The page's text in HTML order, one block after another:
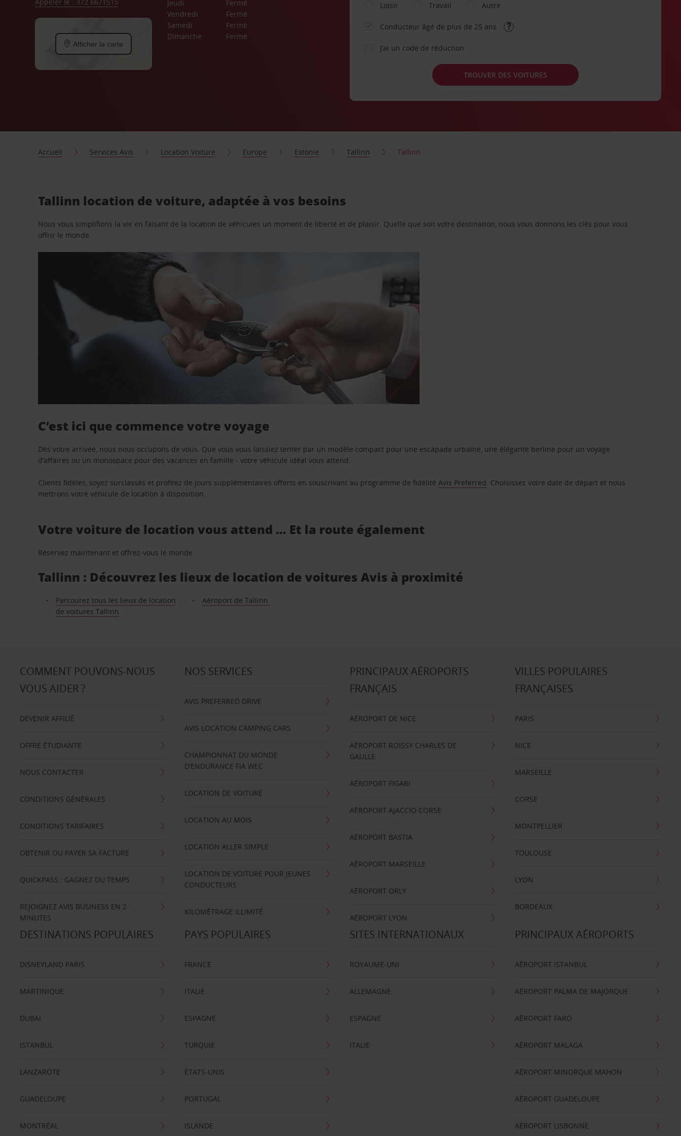
Afficher la carte
Jeudi
Fermé
Vendredi
Fermé
Samedi
Fermé
Dimanche
Fermé
Loisir
Travail Autre
Conducteur âgé de plus de 25 ans
J’ai un code de réduction
TROUVER DES VOITURES
Accueil Services Avis Location Voiture Europe Estonie Tallinn Tallinn
Tallinn location de voiture, adaptée à vos besoins
Nous vous simplifions la vie en faisant de la location de véhicules un moment de liberté et de plaisir. Quelle que soit votre destination, nous vous donnons les clés pour vous
offrir le monde.
C’est ici que commence votre voyage
Dès votre arrivée, nous nous occupons de vous. Que vous vous laissiez tenter par un modèle compact pour une escapade urbaine, une élégante berline pour un voyage
d’affaires ou un monospace pour des vacances en famille - votre véhicule idéal vous attend.
Clients fidèles, soyez surclassés et profitez de jours supplémentaires offerts en souscrivant au programme de fidélitéAvis Preferred. Choisissez votre date de départ et nous
mettrons votre véhicule de location à disposition.
Votre voiture de location vous attend … Et la route également
Réservez maintenant et offrez-vous le monde.
Tallinn : Découvrez les lieux de location de voitures Avis à proximité
Parcourez tous les lieux de location
de voitures Tallinn
Aéroport de Tallinn
COMMENT POUVONS-NOUS
VOUS AIDER ?
DEVENIR AFFILIÉ
OFFRE ÉTUDIANTE
NOUS CONTACTER
CONDITIONS GÉNÉRALES
CONDITIONS TARIFAIRES
OBTENIR OU PAYER SA FACTURE
QUICKPASS : GAGNEZ DU TEMPS
REJOIGNEZ AVIS BUSINESS EN 2
MINUTES
NOS SERVICES
AVIS PREFERRED DRIVE
AVIS LOCATION CAMPING CARS
CHAMPIONNAT DU MONDE
D’ENDURANCE FIA WEC
LOCATION DE VOITURE
LOCATION AU MOIS
LOCATION ALLER SIMPLE
LOCATION DE VOITURE POUR JEUNES
CONDUCTEURS
KILOMÉTRAGE ILLIMITÉ
PRINCIPAUX AÉROPORTS
FRANÇAIS
AÉROPORT DE NICE
AÉROPORT ROISSY CHARLES DE
GAULLE
AÉROPORT FIGARI
AÉROPORT AJACCIO CORSE
AÉROPORT BASTIA
AÉROPORT MARSEILLE
AÉROPORT ORLY
AÉROPORT LYON
VILLES POPULAIRES
FRANÇAISES
PARIS
NICE
MARSEILLE
CORSE
MONTPELLIER
TOULOUSE
LYON
BORDEAUX
DESTINATIONS POPULAIRES
DISNEYLAND PARIS
MARTINIQUE
DUBAÏ
ISTANBUL
LANZAROTE
GUADELOUPE
MONTRÉAL
PAYS POPULAIRES
FRANCE
ITALIE
ESPAGNE
TURQUIE
ÉTATS-UNIS
PORTUGAL
ISLANDE
SITES INTERNATIONAUX
ROYAUME-UNI
ALLEMAGNE
ESPAGNE
ITALIE
PRINCIPAUX AÉROPORTS
AÉROPORT ISTANBUL
AÉROPORT PALMA DE MAJORQUE
AÉROPORT FARO
AÉROPORT MALAGA
AÉROPORT MINORQUE MAHON
AÉROPORT GUADELOUPE
AÉROPORT LISBONNE